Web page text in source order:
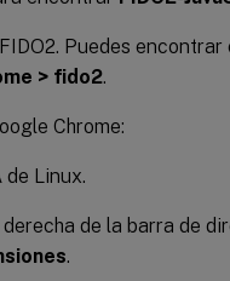
Puedes
> fido2.
Chrome:
de Linux.
de la barra de
.